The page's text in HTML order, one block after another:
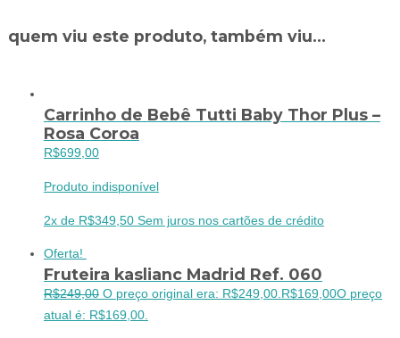
quem viu este produto, também viu...
Carrinho de Bebê Tutti Baby Thor Plus –
Rosa Coroa
R$699,00
Produto indisponível
2x de R$349,50 Sem juros nos cartões de crédito
Oferta!
Fruteira kaslianc Madrid Ref. 060
R$249,00 O preço original era: R$249,00. R$169,00O preço
atual é: R$169,00.